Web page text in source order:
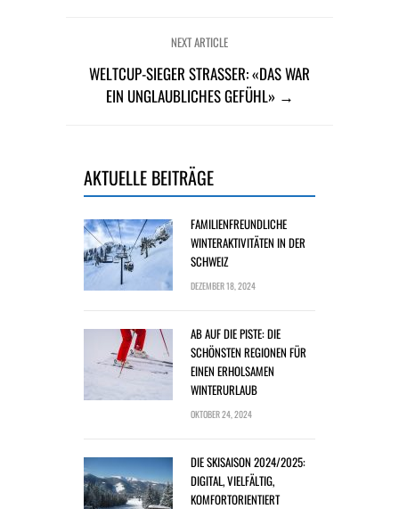
NEXT ARTICLE
WELTCUP-SIEGER STRASSER: «DAS WAR E
IN UNGLAUBLICHES GEFÜHL» →
AKTUELLE BEITRÄGE
FAMILIENFREUNDLICHE
WINTERAKTIVITÄTEN IN DER
SCHWEIZ
DEZEMBER 18, 2024
AB AUF DIE PISTE: DIE
SCHÖNSTEN REGIONEN FÜR
EINEN ERHOLSAMEN
WINTERURLAUB
OKTOBER 24, 2024
DIE SKISAISON 2024/2025:
DIGITAL, VIELFÄLTIG,
KOMFORTORIENTIERT